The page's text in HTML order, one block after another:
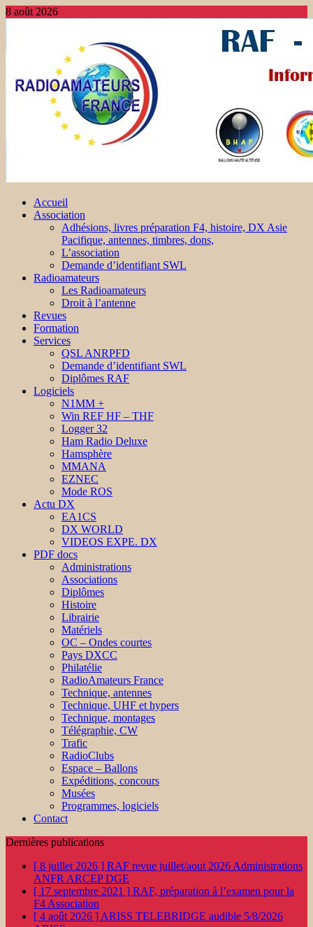
8 août 2026
Accueil
Association
Adhésions, livres préparation F4, histoire, DX Asie
Pacifique, antennes, timbres, dons,
L’association
Demande d’identifiant SWL
Radioamateurs
Les Radioamateurs
Droit à l’antenne
Revues
Formation
Services
QSL ANRPFD
Demande d’identifiant SWL
Diplômes RAF
Logiciels
N1MM +
Win REF HF – THF
Logger 32
Ham Radio Deluxe
Hamsphère
MMANA
EZNEC
Mode ROS
Actu DX
EA1CS
DX WORLD
VIDEOS EXPE. DX
PDF docs
Administrations
Associations
Diplômes
Histoire
Librairie
Matériels
OC – Ondes courtes
Pays DXCC
Philatélie
RadioAmateurs France
Technique, antennes
Technique, UHF et hypers
Technique, montages
Télégraphie, CW
Trafic
RadioClubs
Espace – Ballons
Expéditions, concours
Musées
Programmes, logiciels
Contact
Dernières publications
[ 8 juillet 2026 ] RAF revue juillet/aout 2026 Administrations
ANFR ARCEP DGE
[ 17 septembre 2021 ] RAF, préparation à l’examen pour la
F4 Association
[ 4 août 2026 ] ARISS TELEBRIDGE audible 5/8/2026